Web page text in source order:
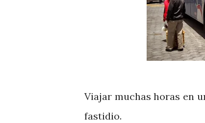
Viajar muchas horas en
fastidio.